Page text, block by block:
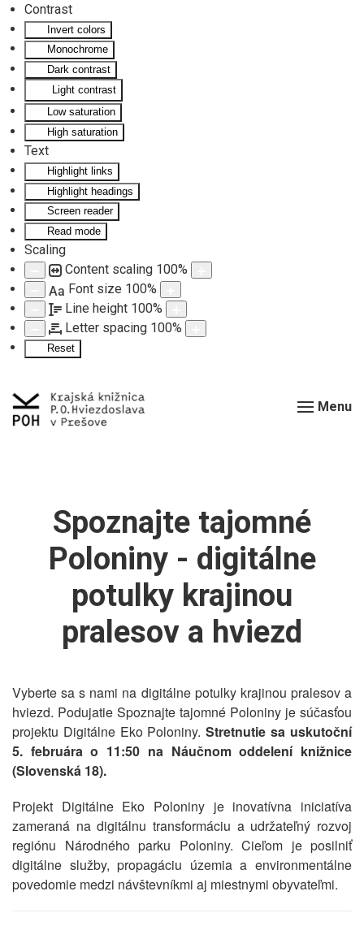
Contrast
Invert colors
Monochrome
Dark contrast
Light contrast
Low saturation
High saturation
Text
Highlight links
Highlight headings
Screen reader
Read mode
Scaling
Content scaling 100%
Aa Font size 100%
Line height 100%
Letter spacing 100%
Reset
Skip to main content
Menu
Spoznajte tajomné
Poloniny - digitálne
potulky krajinou
pralesov a hviezd
Vyberte sa s nami na digitálne potulky krajinou pralesov a
hviezd. Podujatie Spoznajte tajomné Poloniny je súčasťou
projektu Digitálne Eko Poloniny. Stretnutie sa uskutoční
5. februára o 11:50 na Náučnom oddelení knižnice
(Slovenská 18).
Projekt Digitálne Eko Poloniny je inovatívna iniciatíva
zameraná na digitálnu transformáciu a udržateľný rozvoj
regiónu Národného parku Poloniny. Cieľom je posilniť
digitálne služby, propagáciu územia a environmentálne
povedomie medzi návštevníkmi aj miestnymi obyvateľmi.